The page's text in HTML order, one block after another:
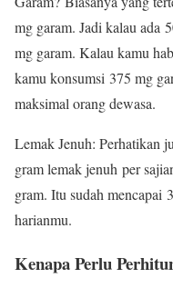
mg garam. Jadi kalau ada
mg garam. Kalau kamu
kamu konsumsi 375 mg
maksimal orang dewasa.
Lemak Jenuh: Perhatikan
gram lemak jenuh per
gram. Itu sudah mencapai
harianmu.
Kenapa Perlu